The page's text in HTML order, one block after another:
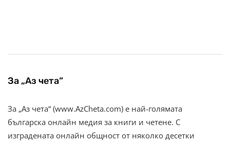
За „Аз чета“
За „Аз чета“ (www.AzCheta.com) е най-голямата
българска онлайн медия за книги и четене. С
изградената онлайн общност от няколко десетки